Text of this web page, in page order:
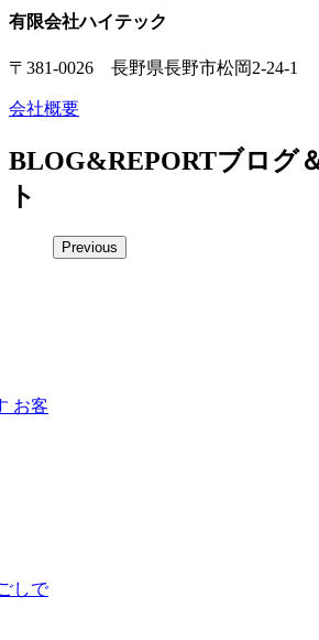
有限会社ハイテック
〒381-0026 長野県長野市松岡2-24-1
会社概要
BLOG&REPORTブログ
ト
Previous
お客
しで